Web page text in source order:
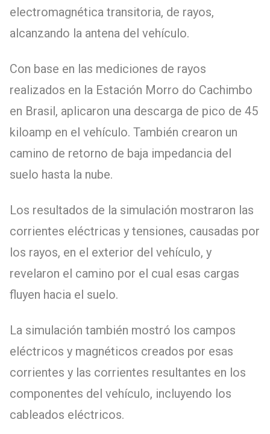
electromagnética transitoria, de rayos,
alcanzando la antena del vehículo.
Con base en las mediciones de rayos
realizados en la Estación Morro do Cachimbo
en Brasil, aplicaron una descarga de pico de 45
kiloamp en el vehículo. También crearon un
camino de retorno de baja impedancia del
suelo hasta la nube.
Los resultados de la simulación mostraron las
corrientes eléctricas y tensiones, causadas por
los rayos, en el exterior del vehículo, y
revelaron el camino por el cual esas cargas
fluyen hacia el suelo.
La simulación también mostró los campos
eléctricos y magnéticos creados por esas
corrientes y las corrientes resultantes en los
componentes del vehículo, incluyendo los
cableados eléctricos.